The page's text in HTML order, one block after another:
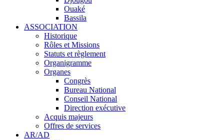
Ouaké
Bassila
ASSOCIATION
Historique
Rôles et Missions
Statuts et règlement
Organigramme
Organes
Congrès
Bureau National
Conseil National
Direction exécutive
Acquis majeurs
Offres de services
AR/AD